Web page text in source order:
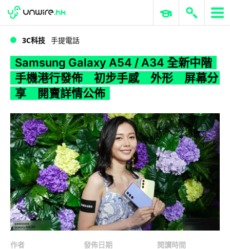
WWDC 2026 ERP 與商業 AI
3C科技 手提電話
Samsung Galaxy A54 / A34 全新中階
手機港行發佈 初步手感 外形 屏幕分
享 開賣詳情公佈
作者
發佈日期
閱讀時間